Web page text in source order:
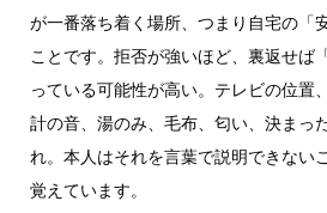
が一番落ち着く場所、つまり自宅の「
ことです。拒否が強いほど、裏返せば
っている可能性が高い。テレビの位置
計の音、湯のみ、毛布、匂い、決まっ
れ。本人はそれを言葉で説明できない
覚えています。